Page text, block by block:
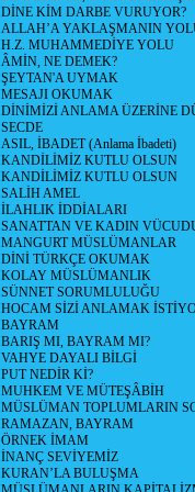
DİNE KİM DARBE VURUYOR?
ALLAH’A YAKLAŞMANIN
H.Z. MUHAMMEDİYE YOLU
ÂMİN, NE DEMEK?
ŞEYTAN'A UYMAK
MESAJI OKUMAK
DİNİMİZİ ANLAMA ÜZERİNE
SECDE
ASIL, İBADET (Anlama İbadeti)
KANDİLİMİZ KUTLU OLSUN
KANDİLİMİZ KUTLU OLSUN
SALİH AMEL
İLAHLIK İDDİALARI
SANATTAN VE KADIN
MANGURT MÜSLÜMANLAR
DİNİ TÜRKÇE OKUMAK
KOLAY MÜSLÜMANLIK
SÜNNET SORUMLULUĞU
HOCAM SİZİ ANLAMAK
BAYRAM
BARIŞ MI, BAYRAM MI?
VAHYE DAYALI BİLGİ
PUT NEDİR Kİ?
MUHKEM VE MÜTEŞÂBİH
MÜSLÜMAN TOPLUMLARIN
RAMAZAN, BAYRAM
ÖRNEK İMAM
İNANÇ SEVİYEMİZ
KURAN’LA BULUŞMA